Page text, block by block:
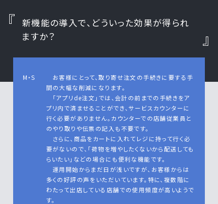
新機能の導入で、どういった効果が得られ
ますか？
M・S
お客様にとって、取り寄せ注文の手続きに要する手
間の大幅な削減になります。
「アプリde注文」では、会計の前までの手続きをア
プリ内で済ませることができ、サービスカウンターに
行く必要がありません。カウンターでの店舗従業員と
のやり取りや伝票の記入も不要です。
さらに、商品をカートに入れてレジに持って行く必
要がないので、「荷物を増やしたくないから配送しても
らいたい」などの場合にも便利な機能です。
運用開始からまだ日が浅いですが、お客様からは
多くの好評の声をいただいています。特に、複数階に
わたって出店している店舗での使用頻度が高いようで
す。